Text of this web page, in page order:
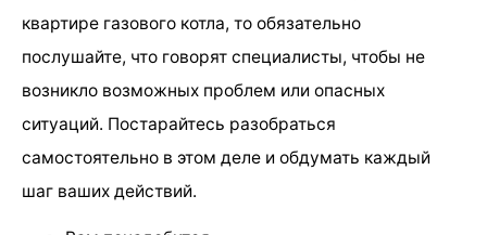
квартире газового котла, то обязательно
послушайте, что говорят специалисты, чтобы не
возникло возможных проблем или опасных
ситуаций. Постарайтесь разобраться
самостоятельно в этом деле и обдумать каждый
шаг ваших действий.